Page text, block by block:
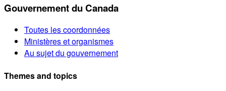
Gouvernement du Canada
Toutes les coordonnées
Ministères et organismes
Au sujet du gouvernement
Themes and topics